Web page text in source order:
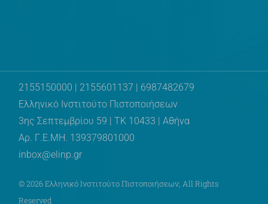
2155150000 | 2155601137 | 6987482679
Ελληνικό Ινστιτούτο Πιστοποιήσεων
3ης Σεπτεμβρίου 59 | ΤΚ 10433 | Αθήνα
Αρ. Γ.Ε.ΜΗ. 139379801000
inbox@elinp.gr
© 2026Ελληνικό Ινστιτούτο Πιστοποιήσεων, All Rights
Reserved